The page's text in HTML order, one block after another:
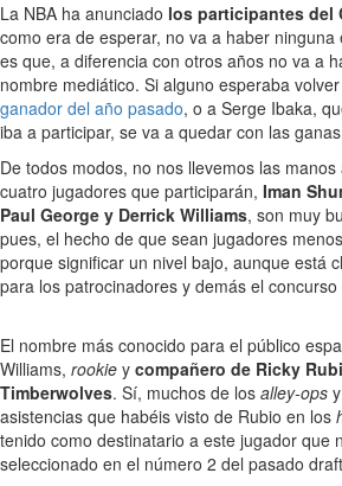
La NBA ha anunciado los participantes del
como era de esperar, no va a haber
es que, a diferencia con otros años no va a
nombre mediático. Si alguno esperaba
ganador del año pasado, o a Serge Ibaka,
iba a participar, se va a quedar con las
De todos modos, no nos llevemos las
cuatro jugadores que participarán, Iman
Paul George y Derrick Williams, son muy
pues, el hecho de que sean jugadores
porque significar un nivel bajo, aunque está
para los patrocinadores y demás el
El nombre más conocido para el público
Williams, rookie y compañero de Ricky
Timberwolves. Sí, muchos de los alley-ops
asistencias que habéis visto de Rubio en los
tenido como destinatario a este jugador que
seleccionado en el número 2 del pasado